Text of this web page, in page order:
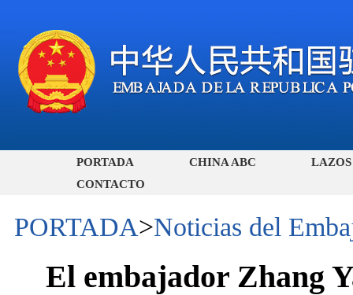
PORTADA CHINA ABC
CONTACTO
PORTADA>Noticias del
El embajador Zhang